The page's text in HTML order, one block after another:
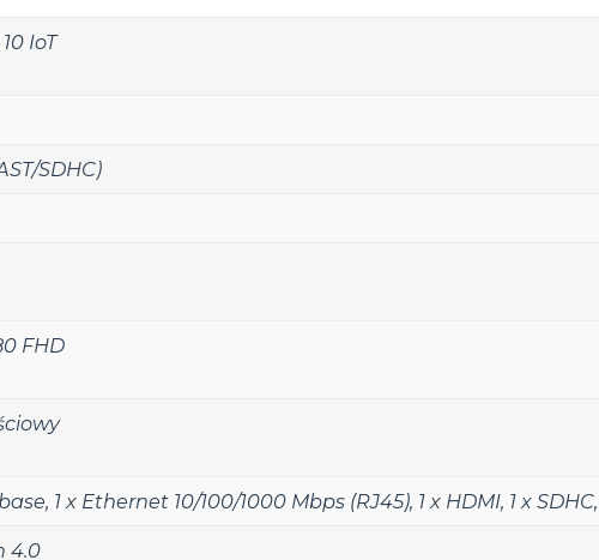
IoT
SDHC)
FHD
, 1 x Ethernet 10/100/1000 Mbps (RJ45), 1 x HDMI, 1 x SDHC,
4.0